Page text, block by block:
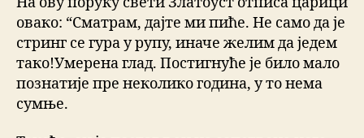
овако: “Сматрам, дајте ми пиће. Не само да је
стринг се гура у рупу, иначе желим да једем
тако!Умерена глад. Постигнуће је било мало
познатије пре неколико година, у то нема
сумње.